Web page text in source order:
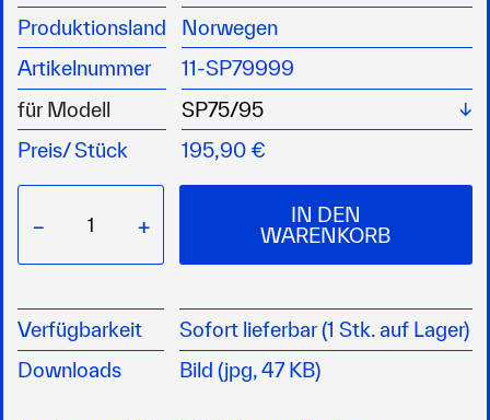
Produktionsland
Norwegen
Artikelnummer
11-SP79999
für Modell
Preis/Stück 195,90 €
− +
IN DEN
WARENKORB
Verfügbarkeit
Sofort lieferbar (1 Stk. auf Lager)
Downloads
Bild (jpg, 47 KB)